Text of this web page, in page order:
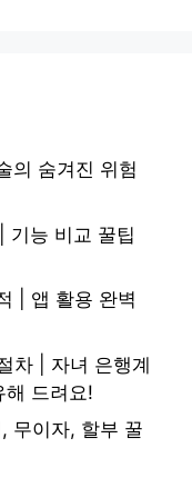
의 숨겨진 위험
기능 비교 꿀팁
| 앱 활용 완벽
차 | 자녀 은행계
해 드려요!
무이자, 할부 꿀